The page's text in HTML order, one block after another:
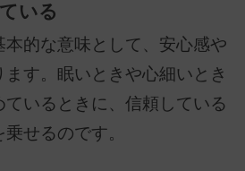
いる
的な意味として、安心感や
す。眠いときや心細いとき
いるときに、信頼している
せるのです。